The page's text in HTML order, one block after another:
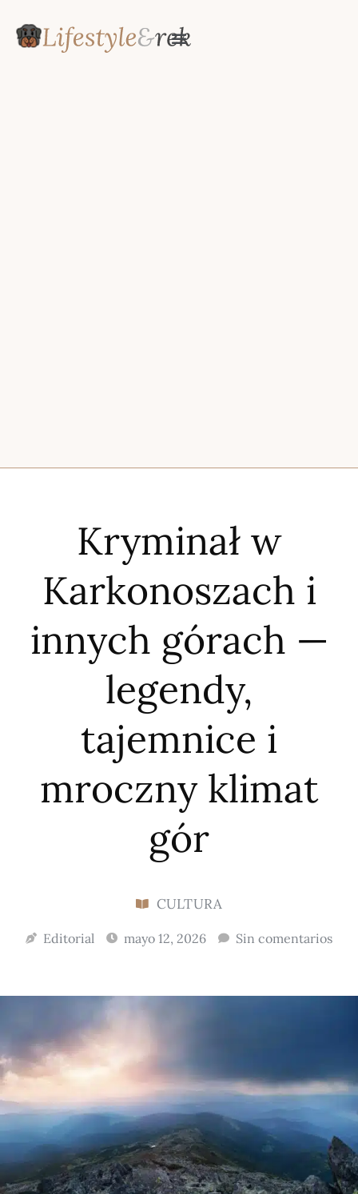
Kryminał w
Karkonoszach i
innych górach —
legendy,
tajemnice i
mroczny klimat
gór
CULTURA
Editorial mayo 12, 2026 Sin comentarios